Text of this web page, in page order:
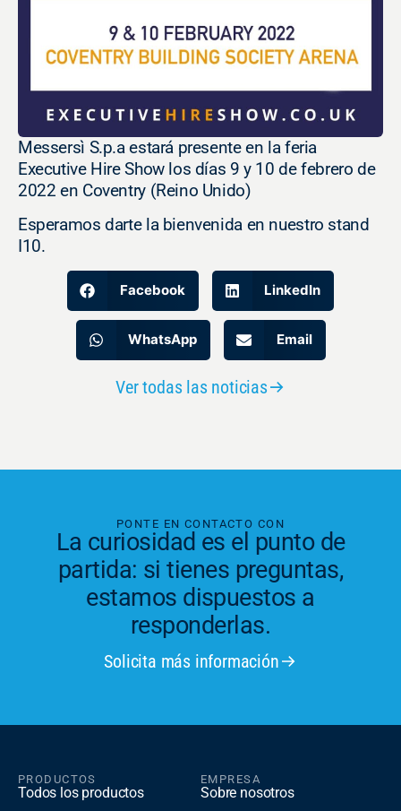
Messersì S.p.a estará presente en la feria
Executive Hire Show los días 9 y 10 de febrero de
2022 en Coventry (Reino Unido)
Esperamos darte la bienvenida en nuestro stand
I10.
Facebook LinkedIn
WhatsApp Email
Ver todas las noticias
PONTE EN CONTACTO CON
La curiosidad es el punto de
partida: si tienes preguntas,
estamos dispuestos a
responderlas.
Solicita más información
PRODUCTOS
Todos los productos
EMPRESA
Sobre nosotros